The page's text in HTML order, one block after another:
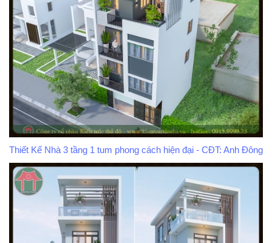
Thiết Kế Nhà 3 tầng 1 tum phong cách hiện đại - CĐT: Anh Đông